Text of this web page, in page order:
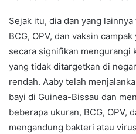
Sejak itu, dia dan yang
BCG, OPV, dan vaksin
secara signifikan mengurangi
yang tidak ditargetkan di
rendah. Aaby telah
bayi di Guinea-Bissau dan
beberapa ukuran, BCG, OPV,
mengandung bakteri atau